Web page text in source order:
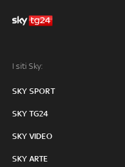
I siti Sky:
SKY SPORT
SKY TG24
SKY VIDEO
SKY ARTE